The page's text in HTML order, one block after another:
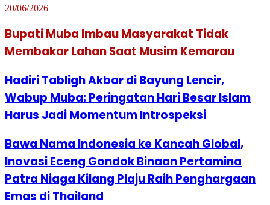
20/06/2026
Bupati Muba Imbau Masyarakat Tidak
Membakar Lahan Saat Musim Kemarau
Hadiri Tabligh Akbar di Bayung Lencir,
Wabup Muba: Peringatan Hari Besar Islam
Harus Jadi Momentum Introspeksi
Bawa Nama Indonesia ke Kancah Global,
Inovasi Eceng Gondok Binaan Pertamina
Patra Niaga Kilang Plaju Raih Penghargaan
Emas di Thailand